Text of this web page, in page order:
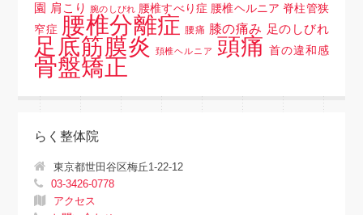
園 肩こり 腕のしびれ 腰椎すべり症 腰椎ヘルニア 脊柱管狭
窄症 腰椎分離症 腰痛 膝の痛み 足のしびれ
足底筋膜炎 頚椎ヘルニア 頭痛 首の違和感
骨盤矯正
らく整体院
東京都世田谷区梅丘1-22-12
03-3426-0778
アクセス